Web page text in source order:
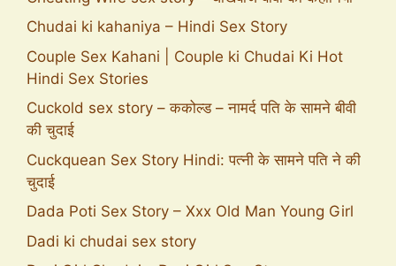
Chudai ki kahaniya – Hindi Sex Story
Couple Sex Kahani | Couple ki Chudai Ki Hot
Hindi Sex Stories
Cuckold sex story – ककोल्ड – नामर्द पति के सामने बीवी
की चुदाई
Cuckquean Sex Story Hindi: पत्नी के सामने पति ने की
चुदाई
Dada Poti Sex Story – Xxx Old Man Young Girl
Dadi ki chudai sex story